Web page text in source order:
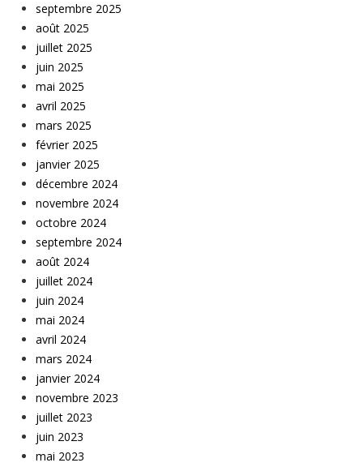
septembre 2025
août 2025
juillet 2025
juin 2025
mai 2025
avril 2025
mars 2025
février 2025
janvier 2025
décembre 2024
novembre 2024
octobre 2024
septembre 2024
août 2024
juillet 2024
juin 2024
mai 2024
avril 2024
mars 2024
janvier 2024
novembre 2023
juillet 2023
juin 2023
mai 2023